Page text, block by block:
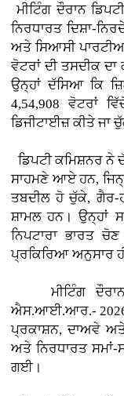
ਮੀਟਿੰਗ ਦੌਰਾਨ
ਨਿਰਧਾਰਤ ਦਿਸ਼ਾ-
ਅਤੇ ਸਿਆਸੀ
ਵੋਟਰਾਂ ਦੀ ਤਸਦੀਕ
ਉਨ੍ਹਾਂ ਦੱਸਿਆ ਕਿ
4,54,908 ਵੋਟਰਾਂ
ਡਿਜੀਟਾਈਜ਼ ਕੀਤੇ ਜਾ
ਡਿਪਟੀ ਕਮਿਸ਼ਨਰ ਨੇ
ਸਾਹਮਣੇ ਆਏ ਹਨ,
ਤਬਦੀਲ ਹੋ ਚੁੱਕੇ,
ਸ਼ਾਮਲ ਹਨ। ਉਨ੍ਹਾਂ
ਨਿਪਟਾਰਾ ਭਾਰਤ
ਪ੍ਰਕਿਰਿਆ ਅਨੁਸਾਰ
ਮੀਟਿੰਗ ਦੌਰਾਨ
ਐਸ.ਆਈ.ਆਰ.- 2026
ਪ੍ਰਕਾਸ਼ਨ, ਦਾਅਵੇ
ਅਤੇ ਨਿਰਧਾਰਤ ਸਮਾਂ-
ਗਈ।